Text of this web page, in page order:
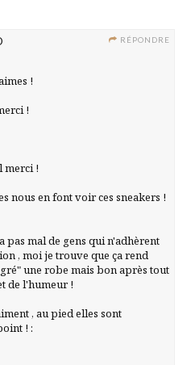
RÉPONDRE
!
!
merci !
nous en font voir ces sneakers !
pas mal de gens qui n'adhèrent
, moi je trouve que ça rend
une robe mais bon après tout
de l'humeur !
, au pied elles sont
! :